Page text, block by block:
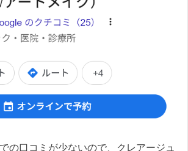
の口コミが少ないので、クレアージュ